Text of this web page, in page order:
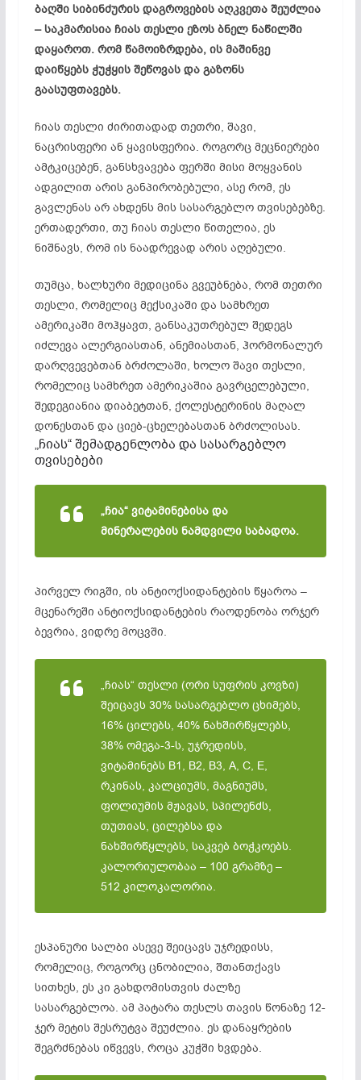
ბაღში სიბინძურის დაგროვების აღკვეთა შეუძლია
– საკმარისია ჩიას თესლი ეზოს ბნელ ნაწილში
დაყაროთ. რომ წამოიზრდება, ის მაშინვე
დაიწყებს ჭუჭყის შეწოვას და გაზონს
გაასუფთავებს.
ჩიას თესლი ძირითადად თეთრი, შავი,
ნაცრისფერი ან ყავისფერია. როგორც მეცნიერები
ამტკიცებენ, განსხვავება ფერში მისი მოყვანის
ადგილით არის განპირობებული, ასე რომ, ეს
გავლენას არ ახდენს მის სასარგებლო თვისებებზე.
ერთადერთი, თუ ჩიას თესლი წითელია, ეს
ნიშნავს, რომ ის ნაადრევად არის აღებული.
თუმცა, ხალხური მედიცინა გვეუბნება, რომ თეთრი
თესლი, რომელიც მექსიკაში და სამხრეთ
ამერიკაში მოჰყავთ, განსაკუთრებულ შედეგს
იძლევა ალერგიასთან, ანემიასთან, ჰორმონალურ
დარღვევებთან ბრძოლაში, ხოლო შავი თესლი,
რომელიც სამხრეთ ამერიკაშია გავრცელებული,
შედეგიანია დიაბეტთან, ქოლესტერინის მაღალ
დონესთან და ციებ-ცხელებასთან ბრძოლისას.
„ჩიას“ შემადგენლობა და სასარგებლო
თვისებები
„ჩია“ ვიტამინებისა და
მინერალების ნამდვილი საბადოა.
პირველ რიგში, ის ანტიოქსიდანტების წყაროა –
მცენარეში ანტიოქსიდანტების რაოდენობა ორჯერ
ბევრია, ვიდრე მოცვში.
„ჩიას“ თესლი (ორი სუფრის კოვზი)
შეიცავს 30% სასარგებლო ცხიმებს,
16% ცილებს, 40% ნახშირწყლებს,
38% ომეგა-3-ს, უჯრედისს,
ვიტამინებს В1, В2, В3, А, С, Е,
რკინას, კალციუმს, მაგნიუმს,
ფოლიუმის მჟავას, სპილენძს,
თუთიას, ცილებსა და
ნახშირწყლებს, საკვებ ბოჭკოებს.
კალორიულობაა – 100 გრამზე –
512 კილოკალორია.
ესპანური სალბი ასევე შეიცავს უჯრედისს,
რომელიც, როგორც ცნობილია, შთანთქავს
სითხეს, ეს კი გახდომისთვის ძალზე
სასარგებლოა. ამ პატარა თესლს თავის წონაზე 12-
ჯერ მეტის შესრუტვა შეუძლია. ეს დანაყრების
შეგრძნებას იწვევს, როცა კუჭში ხვდება.